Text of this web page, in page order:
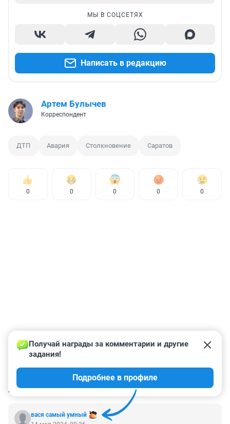
МЫ В СОЦСЕТЯХ
Написать в редакцию
Артем Булычев
Корреспондент
ДТП Авария Столкновение Саратов
0 0 0 0 0
КОММЕНТАРИИ 1
вася самый умный
Получай награды за комментарии и другие
задания!
Подробнее в профиле